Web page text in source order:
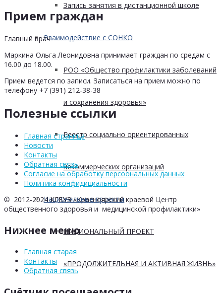
Запись занятия в дистанционной школе
Взаимодействие с СОНКО
РОО «Общество профилактики заболеваний
и сохранения здоровья»
Реестр социально ориентированных
некоммерческих организаций
Национальные проекты
НАЦИОНАЛЬНЫЙ ПРОЕКТ
«ПРОДОЛЖИТЕЛЬНАЯ И АКТИВНАЯ ЖИЗНЬ»
Прием граждан
Главный врач
Маркина Ольга Леонидовна принимает граждан по средам с
16.00 до 18.00.
Прием ведется по записи. Записаться на прием можно по
телефону +7 (391) 212-38-38
Полезные ссылки
Главная страница
Новости
Контакты
Обратная связь
Согласие на обработку персоональных данных
Политика конфидициальности
© 2012-2024 КГБУЗ «Красноярский краевой Центр
общественного здоровья и медицинской профилактики»
Нижнее меню
Главная старая
Контакты
Обратная связь